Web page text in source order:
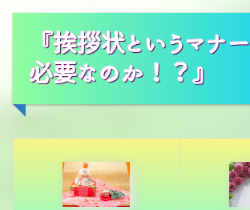
『挨拶状というマナ
必要なのか！？』